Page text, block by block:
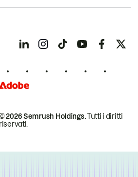
2026 Semrush Holdings.Tutti i diritti
riservati.